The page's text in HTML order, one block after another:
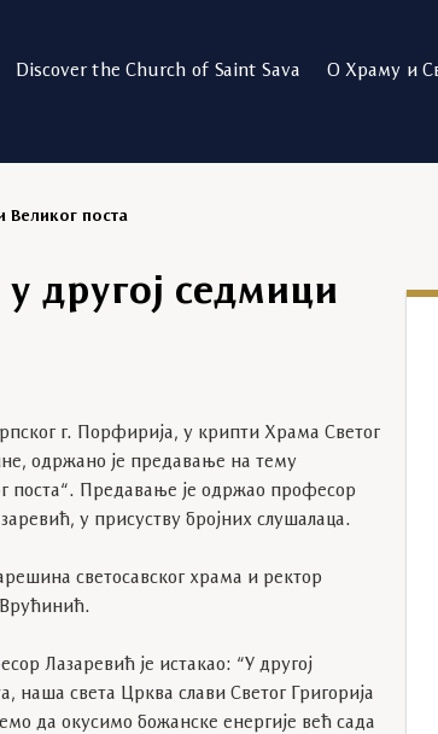
Discover the Church of Saint Sava О Храму и
Великог поста
другој седмици
г. Порфирија, у крипти Храма Светог
одржано је предавање на тему
поста“. Предавање је одржао професор
у присуству бројних слушалаца.
светосавског храма и ректор
Врућинић.
Лазаревић је истакао: “У другој
наша света Црква слави Светог Григорија
да окусимо божанске енергије већ сада